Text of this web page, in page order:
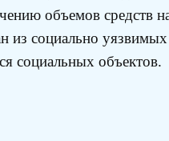
объемов средств
социально уязвимых
социальных объектов.